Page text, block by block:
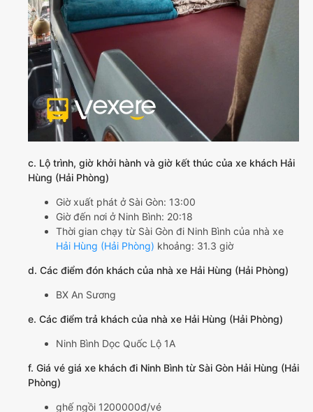
c. Lộ trình, giờ khởi hành và giờ kết thúc của xe khách Hải
Hùng (Hải Phòng)
Giờ xuất phát ở Sài Gòn: 13:00
Giờ đến nơi ở Ninh Bình: 20:18
Thời gian chạy từ Sài Gòn đi Ninh Bình của nhà xe
Hải Hùng (Hải Phòng) khoảng: 31.3 giờ
d. Các điểm đón khách của nhà xe Hải Hùng (Hải Phòng)
BX An Sương
e. Các điểm trả khách của nhà xe Hải Hùng (Hải Phòng)
Ninh Bình Dọc Quốc Lộ 1A
f. Giá vé giá xe khách đi Ninh Bình từ Sài Gòn Hải Hùng (Hải
Phòng)
ghế ngồi 1200000đ/vé